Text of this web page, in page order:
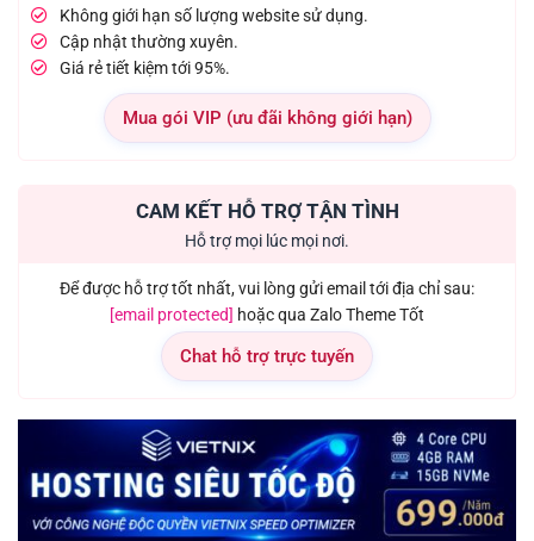
Không giới hạn số lượng website sử dụng.
Cập nhật thường xuyên.
Giá rẻ tiết kiệm tới 95%.
Mua gói VIP (ưu đãi không giới hạn)
CAM KẾT HỖ TRỢ TẬN TÌNH
Hỗ trợ mọi lúc mọi nơi.
Để được hỗ trợ tốt nhất, vui lòng gửi email tới địa chỉ sau:
[email protected] hoặc qua Zalo Theme Tốt
Chat hỗ trợ trực tuyến